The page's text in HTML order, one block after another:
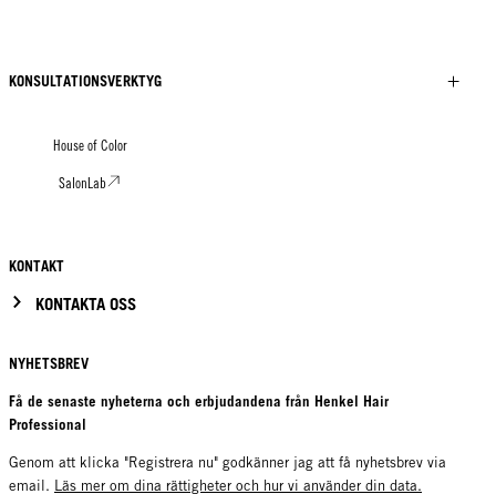
KONSULTATIONSVERKTYG
House of Color
SalonLab
KONTAKT
KONTAKTA OSS
NYHETSBREV
Få de senaste nyheterna och erbjudandena från Henkel Hair
Professional
Genom att klicka "Registrera nu" godkänner jag att få nyhetsbrev via
email. Läs mer om dina rättigheter och hur vi använder din data.